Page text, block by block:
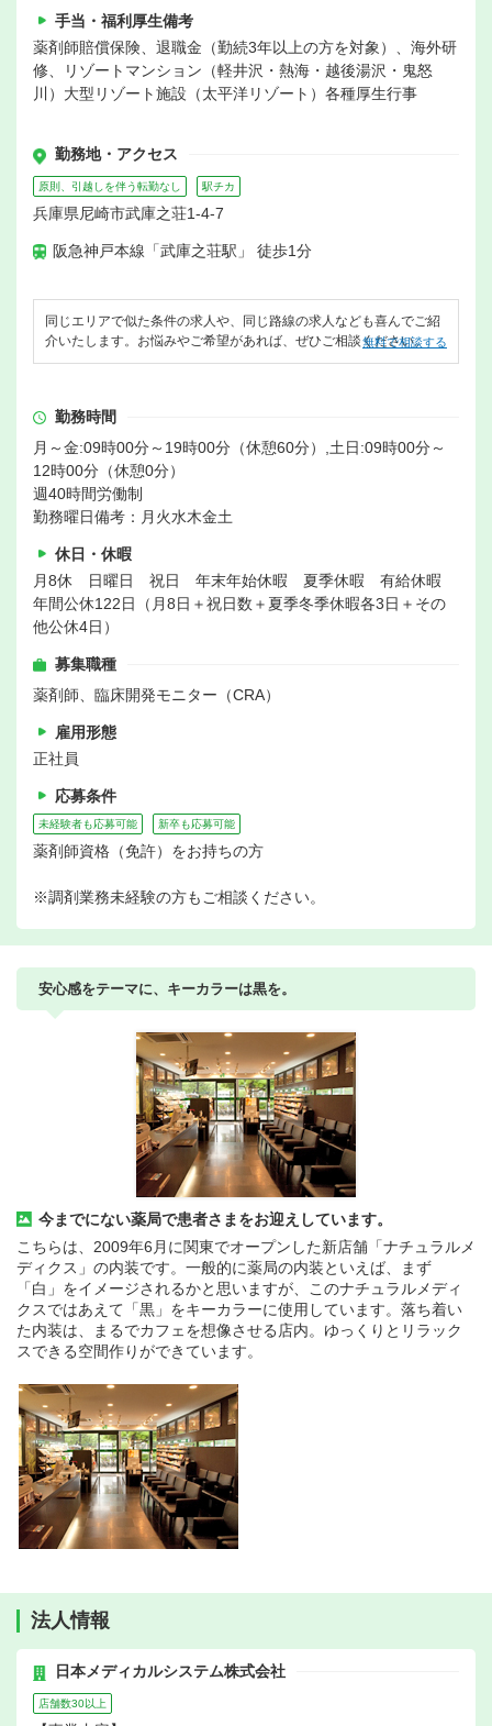
手当・福利厚生備考
薬剤師賠償保険、退職金（勤続3年以上の方を対象）、海外研
修、リゾートマンション（軽井沢・熱海・越後湯沢・鬼怒
川）大型リゾート施設（太平洋リゾート）各種厚生行事
勤務地・アクセス
原則、引越しを伴う転勤なし 駅チカ
兵庫県尼崎市武庫之荘1-4-7
阪急神戸本線「武庫之荘駅」 徒歩1分
同じエリアで似た条件の求人や、同じ路線の求人なども喜んでご紹
介いたします。お悩みやご希望があれば、ぜひご相談ください。
無料で相談する
勤務時間
月～金:09時00分～19時00分（休憩60分）,土日:09時00分～
12時00分（休憩0分）
週40時間労働制
勤務曜日備考：月火水木金土
休日・休暇
月8休 日曜日 祝日 年末年始休暇 夏季休暇 有給休暇
年間公休122日（月8日＋祝日数＋夏季冬季休暇各3日＋その
他公休4日）
募集職種
薬剤師、臨床開発モニター（CRA）
雇用形態
正社員
応募条件
未経験者も応募可能 新卒も応募可能
薬剤師資格（免許）をお持ちの方
※調剤業務未経験の方もご相談ください。
安心感をテーマに、キーカラーは黒を。
今までにない薬局で患者さまをお迎えしています。
こちらは、2009年6月に関東でオープンした新店舗「ナチュラルメ
ディクス」の内装です。一般的に薬局の内装といえば、まず
「白」をイメージされるかと思いますが、このナチュラルメディ
クスではあえて「黒」をキーカラーに使用しています。落ち着い
た内装は、まるでカフェを想像させる店内。ゆっくりとリラック
スできる空間作りができています。
法人情報
日本メディカルシステム株式会社
店舗数30以上